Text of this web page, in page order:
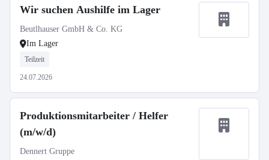
Wir suchen Aushilfe im Lager
Beutlhauser GmbH & Co. KG
Im Lager
Teilzeit
24.07.2026
Produktionsmitarbeiter / Helfer
(m/w/d)
Dennert Gruppe